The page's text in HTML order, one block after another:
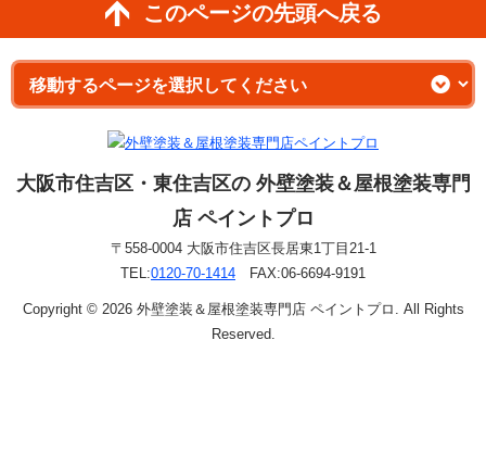
このページの先頭へ戻る
大阪市住吉区・東住吉区の 外壁塗装＆屋根塗装専門
店 ペイントプロ
〒558-0004 大阪市住吉区長居東1丁目21-1
TEL:0120-70-1414 FAX:06-6694-9191
Copyright © 2026 外壁塗装＆屋根塗装専門店 ペイントプロ. All Rights
Reserved.